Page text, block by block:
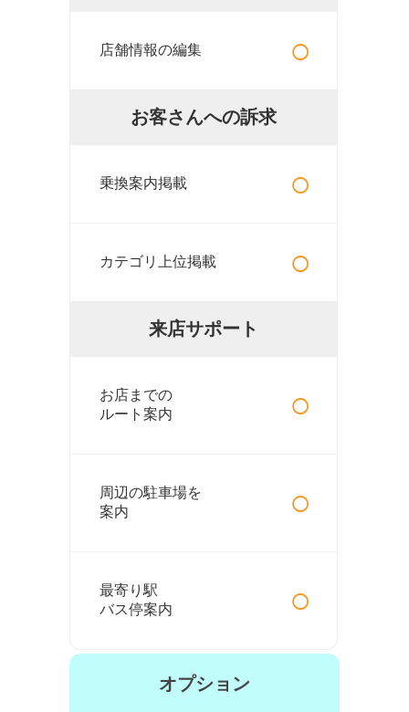
店舗情報の編集 ○
お客さんへの訴求
乗換案内掲載 ○
カテゴリ上位掲載 ○
来店サポート
お店までの
ルート案内
○
周辺の駐車場を
案内
○
最寄り駅
バス停案内
○
オプション